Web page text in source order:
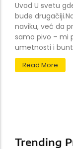
Uvod U svetu
bude
naviku, već da
samo pivo – mi
umetnosti i
Read More
Trending